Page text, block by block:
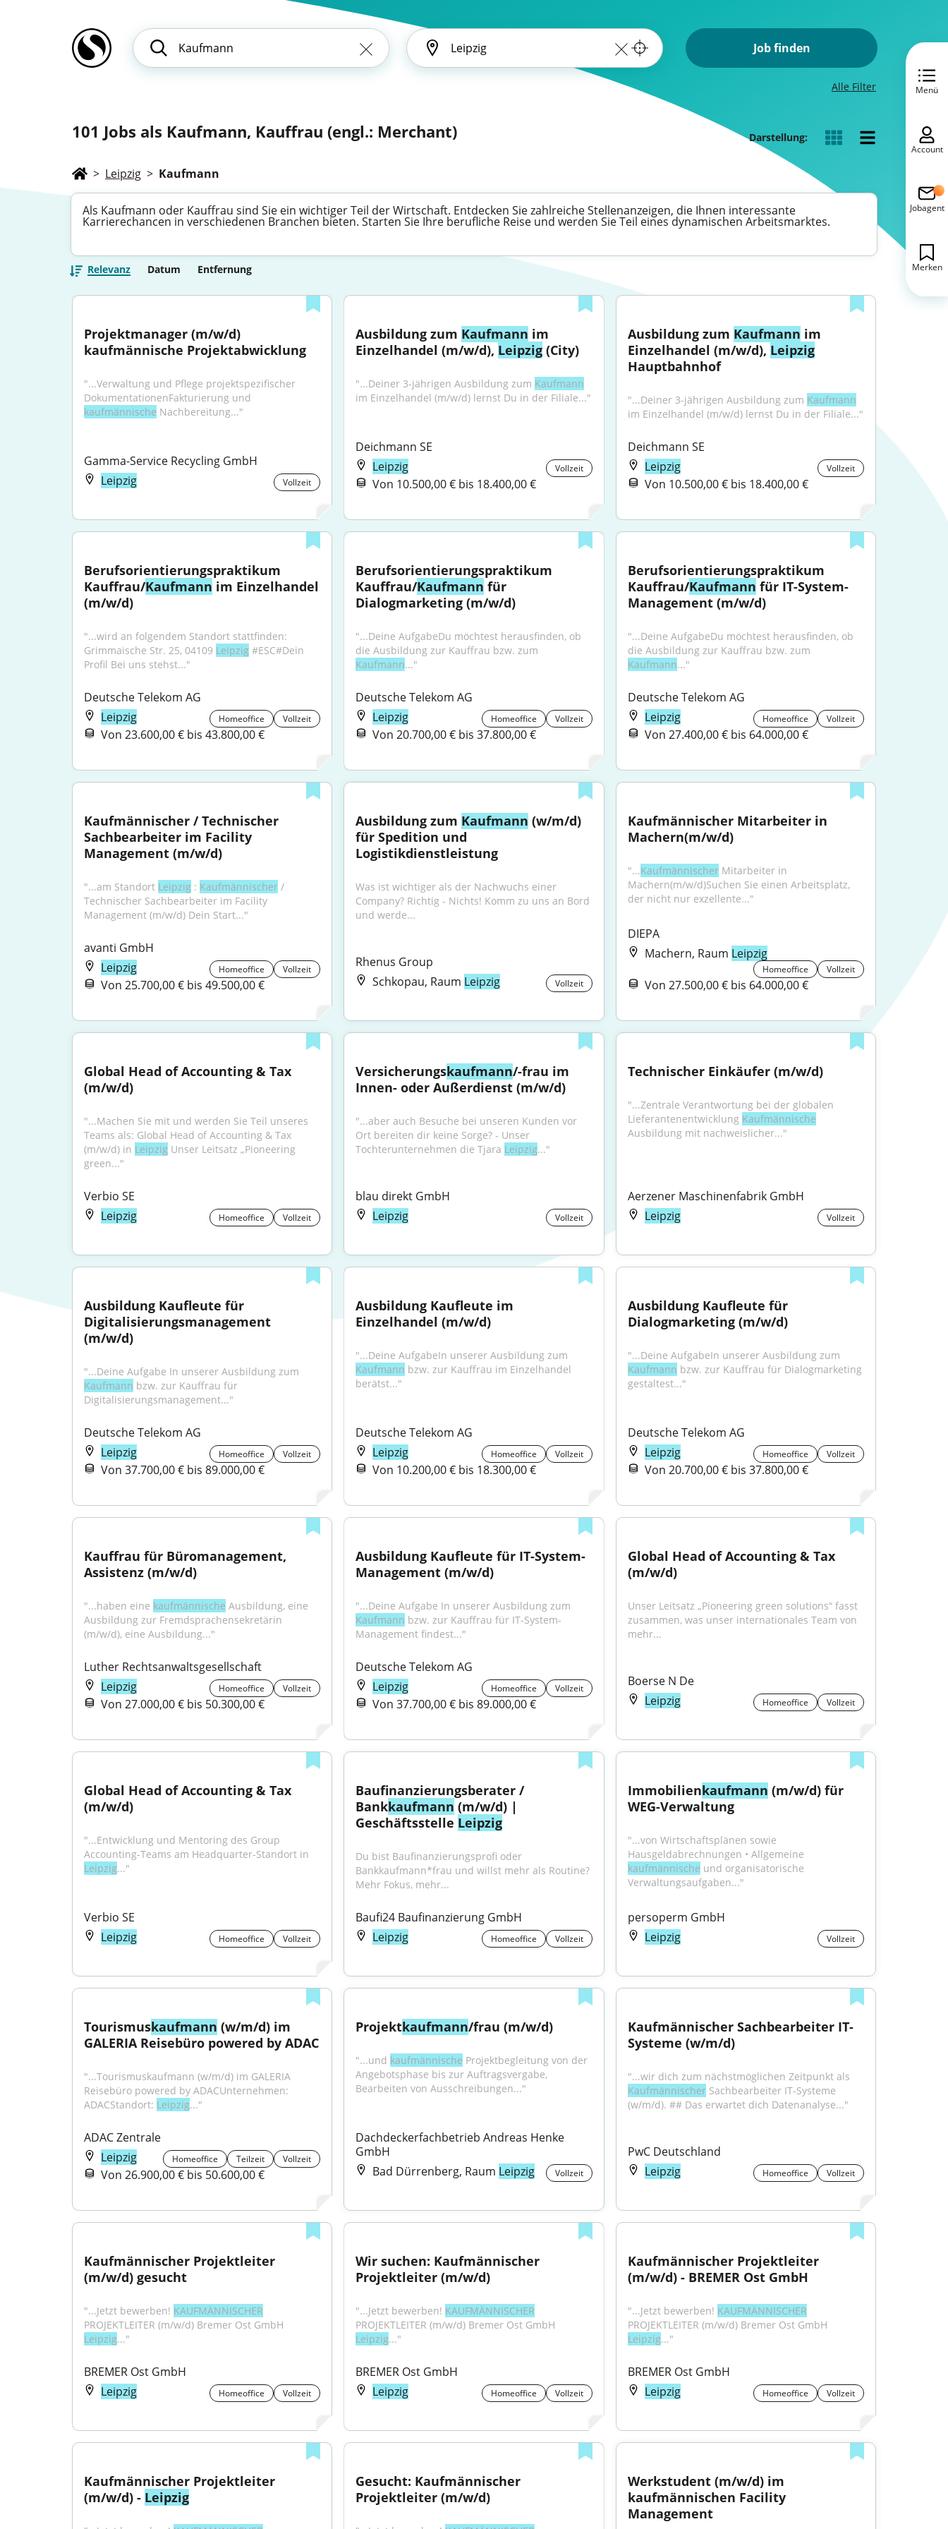
Job finden
Alle Filter
101 Jobs als Kaufmann, Kauffrau (engl.: Merchant) Darstellung:
> Leipzig > Kaufmann
Als Kaufmann oder Kauffrau sind Sie ein wichtiger Teil der Wirtschaft. Entdecken Sie zahlreiche Stellenanzeigen, die Ihnen interessante
Karrierechancen in verschiedenen Branchen bieten. Starten Sie Ihre berufliche Reise und werden Sie Teil eines dynamischen Arbeitsmarktes.
Relevanz Datum Entfernung
Projektmanager (m/w/d)
kaufmännische Projektabwicklung
"...Verwaltung und Pflege projektspezifischer
kaufmännische Nachbereitung..."
Gamma-Service Recycling GmbH
Leipzig
Vollzeit
Ausbildung zum Kaufmann im
Einzelhandel (m/w/d), Leipzig (City)
"...Deiner 3-jährigen Ausbildung zum Kaufmann
im Einzelhandel (m/w/d) lernst Du in der Filiale..."
Deichmann SE
Leipzig
Vollzeit
Von 10.500,00 € bis 18.400,00 €
Ausbildung zum Kaufmann im
Einzelhandel (m/w/d), Leipzig
Hauptbahnhof
"...Deiner 3-jährigen Ausbildung zum Kaufmann
im Einzelhandel (m/w/d) lernst Du in der Filiale..."
Deichmann SE
Leipzig
Vollzeit
Von 10.500,00 € bis 18.400,00 €
Berufsorientierungspraktikum
Kauffrau/Kaufmann im Einzelhandel
(m/w/d)
"...wird an folgendem Standort stattfinden:
Grimmaische Str. 25, 04109 Leipzig #ESC#Dein
Profil Bei uns stehst..."
Deutsche Telekom AG
Leipzig
Homeoffice Vollzeit
Von 23.600,00 € bis 43.800,00 €
Berufsorientierungspraktikum
Kauffrau/Kaufmann für
Dialogmarketing (m/w/d)
"...Deine AufgabeDu möchtest herausfinden, ob
Kaufmann..."
Deutsche Telekom AG
Leipzig
Homeoffice Vollzeit
Von 20.700,00 € bis 37.800,00 €
Berufsorientierungspraktikum
Kauffrau/Kaufmann für IT-System-
Management (m/w/d)
"...Deine AufgabeDu möchtest herausfinden, ob
Kaufmann..."
Deutsche Telekom AG
Leipzig
Homeoffice Vollzeit
Von 27.400,00 € bis 64.000,00 €
Kaufmännischer / Technischer
Sachbearbeiter im Facility
Management (m/w/d)
"...am Standort Leipzig : Kaufmännischer /
Technischer Sachbearbeiter im Facility
Management (m/w/d) Dein Start..."
avanti GmbH
Leipzig
Homeoffice Vollzeit
Von 25.700,00 € bis 49.500,00 €
Ausbildung zum Kaufmann (w/m/d)
für Spedition und
Logistikdienstleistung
Was ist wichtiger als der Nachwuchs einer
Company? Richtig - Nichts! Komm zu uns an Bord
und werde...
Rhenus Group
Schkopau, Raum Leipzig Vollzeit
Kaufmännischer Mitarbeiter in
Machern(m/w/d)
"...Kaufmännischer Mitarbeiter in
Machern(m/w/d)Suchen Sie einen Arbeitsplatz,
der nicht nur exzellente..."
DIEPA
Machern, Raum Leipzig
Homeoffice Vollzeit
Von 27.500,00 € bis 64.000,00 €
Global Head of Accounting & Tax
(m/w/d)
"...Machen Sie mit und werden Sie Teil unseres
Teams als: Global Head of Accounting & Tax
(m/w/d) in Leipzig Unser Leitsatz „Pioneering
green..."
Verbio SE
Leipzig
Homeoffice Vollzeit
Versicherungskaufmann/-frau im
Innen- oder Außerdienst (m/w/d)
"...aber auch Besuche bei unseren Kunden vor
Ort bereiten dir keine Sorge? - Unser
Tochterunternehmen die Tjara Leipzig..."
blau direkt GmbH
Leipzig
Vollzeit
Technischer Einkäufer (m/w/d)
"...Zentrale Verantwortung bei der globalen
Lieferantenentwicklung Kaufmännische
Ausbildung mit nachweislicher..."
Aerzener Maschinenfabrik GmbH
Leipzig
Vollzeit
Ausbildung Kaufleute für
Digitalisierungsmanagement
(m/w/d)
Kaufmann bzw. zur Kauffrau für
Digitalisierungsmanagement..."
Deutsche Telekom AG
Leipzig
Homeoffice Vollzeit
Von 37.700,00 € bis 89.000,00 €
Ausbildung Kaufleute im
Einzelhandel (m/w/d)
Kaufmann bzw. zur Kauffrau im Einzelhandel
berätst..."
Deutsche Telekom AG
Leipzig
Homeoffice Vollzeit
Von 10.200,00 € bis 18.300,00 €
Ausbildung Kaufleute für
Dialogmarketing (m/w/d)
Kaufmann bzw. zur Kauffrau für Dialogmarketing
gestaltest..."
Deutsche Telekom AG
Leipzig
Homeoffice Vollzeit
Von 20.700,00 € bis 37.800,00 €
Kauffrau für Büromanagement,
Assistenz (m/w/d)
"...haben eine kaufmännische Ausbildung, eine
Ausbildung zur Fremdsprachensekretärin
(m/w/d), eine Ausbildung..."
Luther Rechtsanwaltsgesellschaft
Leipzig
Homeoffice Vollzeit
Von 27.000,00 € bis 50.300,00 €
Ausbildung Kaufleute für IT-System-
Management (m/w/d)
Kaufmann bzw. zur Kauffrau für IT-System-
Management findest..."
Deutsche Telekom AG
Leipzig
Homeoffice Vollzeit
Von 37.700,00 € bis 89.000,00 €
Global Head of Accounting & Tax
(m/w/d)
Unser Leitsatz „Pioneering green solutions“ fasst
zusammen, was unser internationales Team von
mehr...
Boerse N De
Leipzig
Homeoffice Vollzeit
Global Head of Accounting & Tax
(m/w/d)
"...Entwicklung und Mentoring des Group
Leipzig..."
Verbio SE
Leipzig
Homeoffice Vollzeit
Baufinanzierungsberater /
Bankkaufmann (m/w/d) |
Geschäftsstelle Leipzig
Du bist Baufinanzierungsprofi oder
Bankkaufmann*frau und willst mehr als Routine?
Mehr Fokus, mehr...
Baufi24 Baufinanzierung GmbH
Leipzig
Homeoffice Vollzeit
Immobilienkaufmann (m/w/d) für
WEG-Verwaltung
"...von Wirtschaftsplänen sowie
kaufmännische und organisatorische
Verwaltungsaufgaben..."
persoperm GmbH
Leipzig
Vollzeit
Tourismuskaufmann (w/m/d) im
GALERIA Reisebüro powered by ADAC
"...Tourismuskaufmann (w/m/d) im GALERIA
Reisebüro powered by ADACUnternehmen:
ADACStandort: Leipzig..."
ADAC Zentrale
Leipzig
Homeoffice Teilzeit Vollzeit
Von 26.900,00 € bis 50.600,00 €
Projektkaufmann/frau (m/w/d)
"...und kaufmännische Projektbegleitung von der
Angebotsphase bis zur Auftragsvergabe,
Bearbeiten von Ausschreibungen..."
Dachdeckerfachbetrieb Andreas Henke
GmbH
Bad Dürrenberg, Raum Leipzig Vollzeit
Kaufmännischer Sachbearbeiter IT-
Systeme (w/m/d)
Kaufmännischer Sachbearbeiter IT-Systeme
(w/m/d). ## Das erwartet dich Datenanalyse..."
PwC Deutschland
Leipzig
Homeoffice Vollzeit
Kaufmännischer Projektleiter
(m/w/d) gesucht
"...Jetzt bewerben! KAUFMÄNNISCHER
Leipzig..."
BREMER Ost GmbH
Leipzig
Homeoffice Vollzeit
Wir suchen: Kaufmännischer
Projektleiter (m/w/d)
"...Jetzt bewerben! KAUFMÄNNISCHER
Leipzig..."
BREMER Ost GmbH
Leipzig
Homeoffice Vollzeit
Kaufmännischer Projektleiter
(m/w/d) - BREMER Ost GmbH
"...Jetzt bewerben! KAUFMÄNNISCHER
Leipzig..."
BREMER Ost GmbH
Leipzig
Homeoffice Vollzeit
Kaufmännischer Projektleiter
(m/w/d) - Leipzig
Gesucht: Kaufmännischer
Projektleiter (m/w/d)
Werkstudent (m/w/d) im
kaufmännischen Facility
Management
Menü
Account
Jobagent
Merken